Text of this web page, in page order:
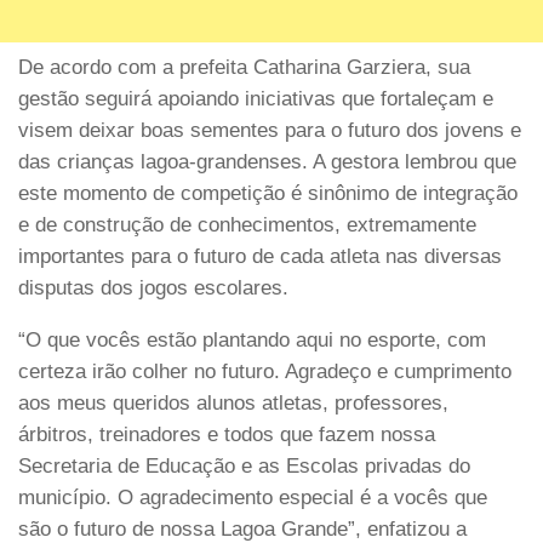
De acordo com a prefeita Catharina Garziera, sua
gestão seguirá apoiando iniciativas que fortaleçam e
visem deixar boas sementes para o futuro dos jovens e
das crianças lagoa-grandenses. A gestora lembrou que
este momento de competição é sinônimo de integração
e de construção de conhecimentos, extremamente
importantes para o futuro de cada atleta nas diversas
disputas dos jogos escolares.
“O que vocês estão plantando aqui no esporte, com
certeza irão colher no futuro. Agradeço e cumprimento
aos meus queridos alunos atletas, professores,
árbitros, treinadores e todos que fazem nossa
Secretaria de Educação e as Escolas privadas do
município. O agradecimento especial é a vocês que
são o futuro de nossa Lagoa Grande”, enfatizou a